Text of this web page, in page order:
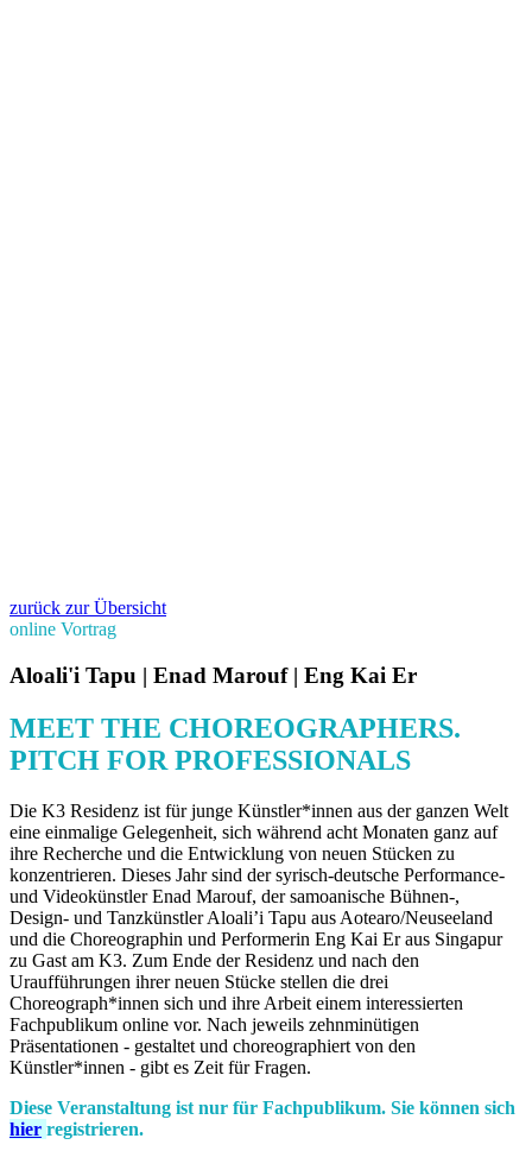
zurück zur Übersicht
online Vortrag
Aloali'i Tapu | Enad Marouf | Eng Kai Er
MEET THE CHOREOGRAPHERS.
PITCH FOR PROFESSIONALS
Die K3 Residenz ist für junge Künstler*innen aus der ganzen Welt
eine einmalige Gelegenheit, sich während acht Monaten ganz auf
ihre Recherche und die Entwicklung von neuen Stücken zu
konzentrieren. Dieses Jahr sind der syrisch-deutsche Performance-
und Videokünstler Enad Marouf, der samoanische Bühnen-,
Design- und Tanzkünstler Aloali’i Tapu aus Aotearo/Neuseeland
und die Choreographin und Performerin Eng Kai Er aus Singapur
zu Gast am K3. Zum Ende der Residenz und nach den
Uraufführungen ihrer neuen Stücke stellen die drei
Choreograph*innen sich und ihre Arbeit einem interessierten
Fachpublikum online vor. Nach jeweils zehnminütigen
Präsentationen - gestaltet und choreographiert von den
Künstler*innen - gibt es Zeit für Fragen.
Diese Veranstaltung ist nur für Fachpublikum. Sie können sich
hier registrieren.